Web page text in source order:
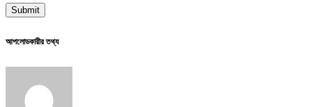
আপলোডকারীর তথ্য